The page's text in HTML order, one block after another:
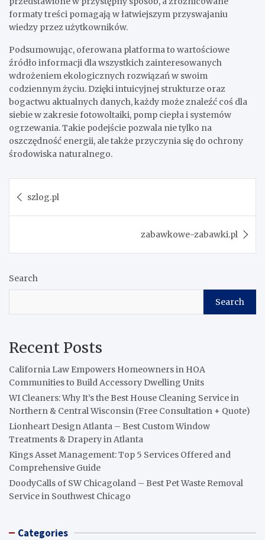
formaty treści pomagają w łatwiejszym przyswajaniu
wiedzy przez użytkowników.
Podsumowując, oferowana platforma to wartościowe
źródło informacji dla wszystkich zainteresowanych
wdrożeniem ekologicznych rozwiązań w swoim
codziennym życiu. Dzięki intuicyjnej strukturze oraz
bogactwu aktualnych danych, każdy może znaleźć coś dla
siebie w zakresie fotowoltaiki, pomp ciepła i systemów
ogrzewania. Takie podejście pozwala nie tylko na
oszczędność energii, ale także przyczynia się do ochrony
środowiska naturalnego.
navigation
szlog.pl
zabawkowe-zabawki.pl
Search
Search
Recent Posts
California Law Empowers Homeowners in HOA
Communities to Build Accessory Dwelling Units
WI Cleaners: Why It’s the Best House Cleaning Service in
Northern & Central Wisconsin (Free Consultation + Quote)
Lionheart Design Atlanta – Best Custom Window
Treatments & Drapery in Atlanta
Kings Asset Management: Top 5 Services Offered and
Comprehensive Guide
DoodyCalls of SW Chicagoland – Best Pet Waste Removal
Service in Southwest Chicago
Categories